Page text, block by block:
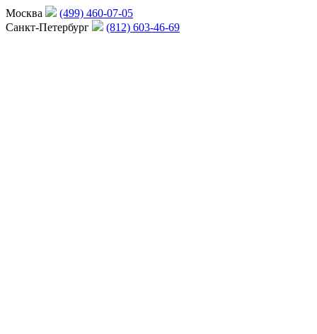
Москва
(499) 460-07-05
Санкт-Петербург
(812) 603-46-69